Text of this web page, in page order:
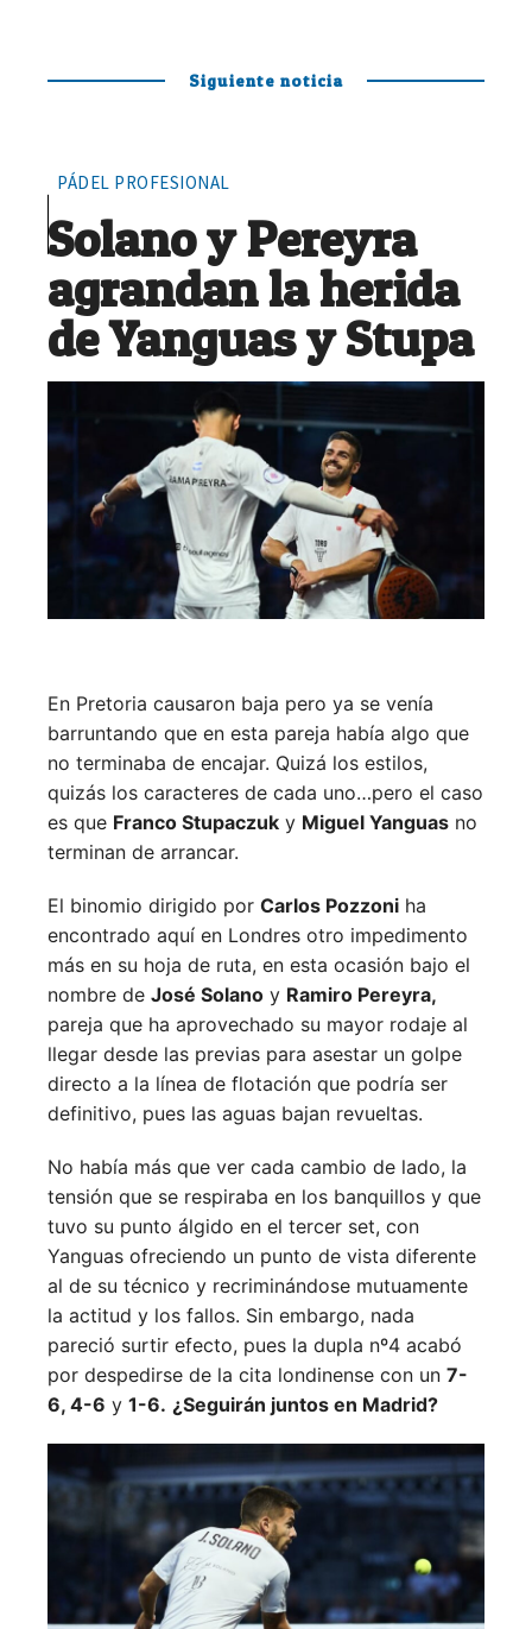
Siguiente noticia
PÁDEL PROFESIONAL
Solano y Pereyra
agrandan la herida
de Yanguas y Stupa
En Pretoria causaron baja pero ya se venía
barruntando que en esta pareja había algo que
no terminaba de encajar. Quizá los estilos,
quizás los caracteres de cada uno…pero el caso
es que Franco Stupaczuk y Miguel Yanguas no
terminan de arrancar.
El binomio dirigido por Carlos Pozzoni ha
encontrado aquí en Londres otro impedimento
más en su hoja de ruta, en esta ocasión bajo el
nombre de José Solano y Ramiro Pereyra,
pareja que ha aprovechado su mayor rodaje al
llegar desde las previas para asestar un golpe
directo a la línea de flotación que podría ser
definitivo, pues las aguas bajan revueltas.
No había más que ver cada cambio de lado, la
tensión que se respiraba en los banquillos y que
tuvo su punto álgido en el tercer set, con
Yanguas ofreciendo un punto de vista diferente
al de su técnico y recriminándose mutuamente
la actitud y los fallos. Sin embargo, nada
pareció surtir efecto, pues la dupla nº4 acabó
por despedirse de la cita londinense con un 7-
6, 4-6 y 1-6. ¿Seguirán juntos en Madrid?